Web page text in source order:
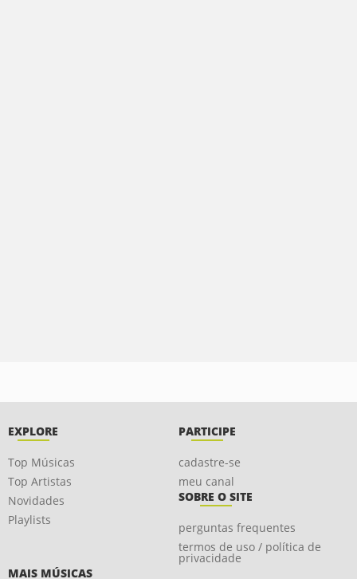
EXPLORE
Top Músicas
Top Artistas
Novidades
Playlists
PARTICIPE
cadastre-se
meu canal
SOBRE O SITE
perguntas frequentes
termos de uso / política de
privacidade
MAIS MÚSICAS